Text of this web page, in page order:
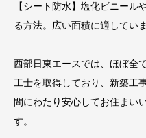
【シート防水】塩化ビニール
る方法。広い面積に適していま
西部日東エースでは、ほぼ全
工士を取得しており、新築工
間にわたり安心してお住まい
す。